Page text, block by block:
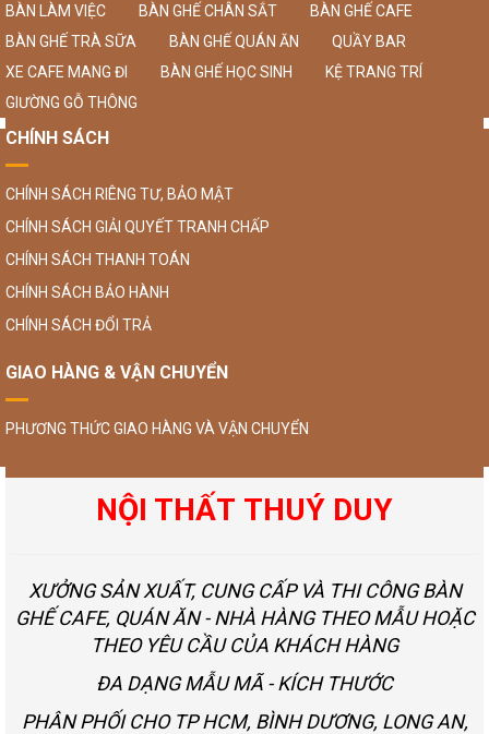
BÀN LÀM VIỆC BÀN GHẾ CHÂN SẮT
BÀN GHẾ CAFE
BÀN GHẾ TRÀ SỮA
BÀN GHẾ QUÁN ĂN
QUẦY BAR
XE CAFE MANG ĐI
BÀN GHẾ HỌC SINH
KỆ TRANG TRÍ
GIƯỜNG GỖ THÔNG
CHÍNH SÁCH
CHÍNH SÁCH RIÊNG TƯ, BẢO MẬT
CHÍNH SÁCH GIẢI QUYẾT TRANH CHẤP
CHÍNH SÁCH THANH TOÁN
CHÍNH SÁCH BẢO HÀNH
CHÍNH SÁCH ĐỔI TRẢ
GIAO HÀNG & VẬN CHUYỂN
PHƯƠNG THỨC GIAO HÀNG VÀ VẬN CHUYỂN
NỘI THẤT THUÝ DUY
XƯỞNG SẢN XUẤT, CUNG CẤP VÀ THI CÔNG BÀN
GHẾ CAFE, QUÁN ĂN - NHÀ HÀNG THEO MẪU HOẶC
THEO YÊU CẦU CỦA KHÁCH HÀNG
ĐA DẠNG MẪU MÃ - KÍCH THƯỚC
PHÂN PHỐI CHO TP HCM, BÌNH DƯƠNG, LONG AN,